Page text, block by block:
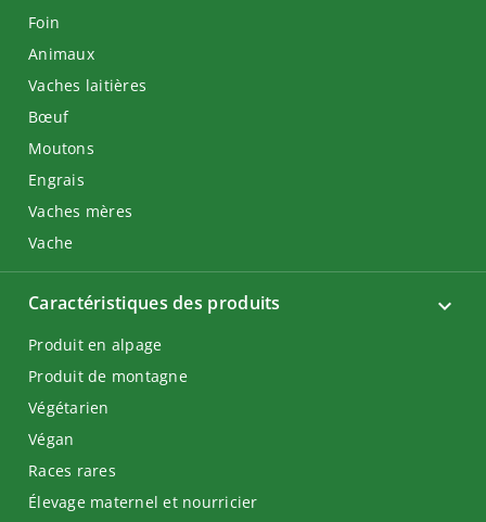
Foin
Animaux
Vaches laitières
Bœuf
Moutons
Engrais
Vaches mères
Vache
Caractéristiques des produits
Produit en alpage
Produit de montagne
Végétarien
Végan
Races rares
Élevage maternel et nourricier